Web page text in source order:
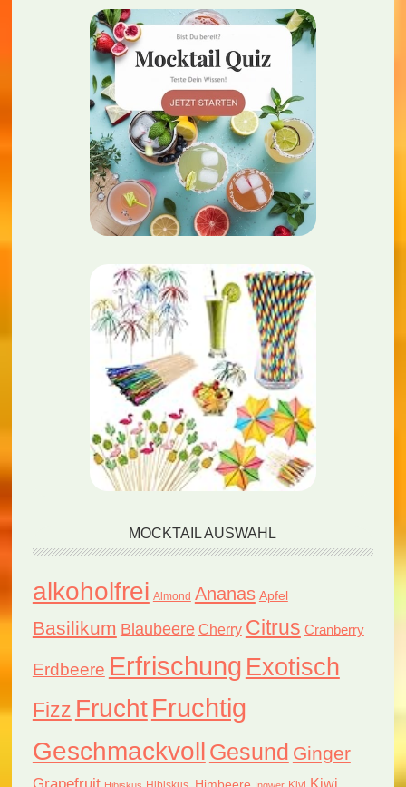
MOCKTAIL AUSWAHL
alkoholfrei Almond Ananas Apfel
Basilikum Blaubeere Cherry Citrus Cranberry
Erdbeere Erfrischung Exotisch
Fizz FruchtFruchtig
Geschmackvoll Gesund Ginger
Kiwi